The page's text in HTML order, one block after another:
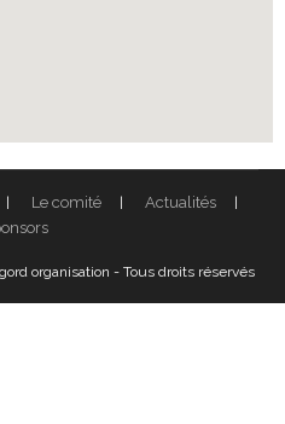
Le comité
Actualités
organisation - Tous droits réservés